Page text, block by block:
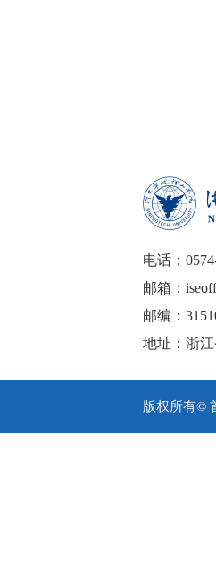
电话：
邮箱：
邮编：
地址：浙
版权所有©